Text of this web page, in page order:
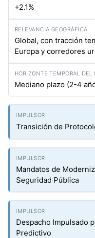
+2.1%
Global, con tracción
Europa y corredores
Mediano plazo (2-4
Transición de
Mandatos de
Seguridad Pública
Despacho Impulsado
Predictivo